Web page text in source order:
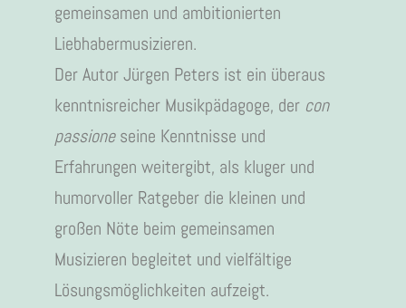
gemeinsamen und ambitionierten
Liebhabermusizieren.
Der Autor Jürgen Peters ist ein überaus
kenntnisreicher Musikpädagoge, der con
passioneseine Kenntnisse und
Erfahrungen weitergibt, als kluger und
humorvoller Ratgeber die kleinen und
großen Nöte beim gemeinsamen
Musizieren begleitet und vielfältige
Lösungsmöglichkeiten aufzeigt.